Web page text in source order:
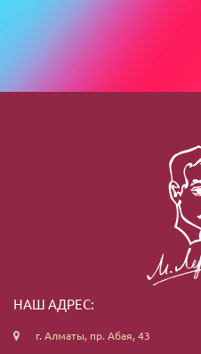
НАШ АДРЕС:
г. Алматы, пр. Абая, 43